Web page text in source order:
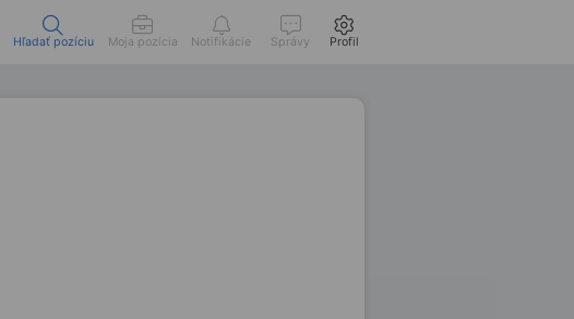
Hľadať pozíciu Moja pozícia Notifikácie Správy Profil